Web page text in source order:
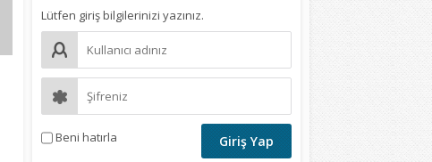
Lütfen giriş bilgilerinizi yazınız.
Beni hatırla